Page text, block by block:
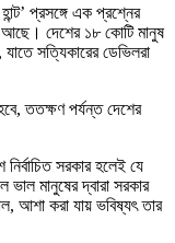
প্রসঙ্গে এক প্রশ্নের
আছে। দেশের ১৮ কোটি মানুষ
সত্যিকারের ডেভিলরা
ততক্ষণ পর্যন্ত দেশের
সরকার হলেই যে
ভাল মানুষের দ্বারা সরকার
আশা করা যায় ভবিষ্যৎ তার